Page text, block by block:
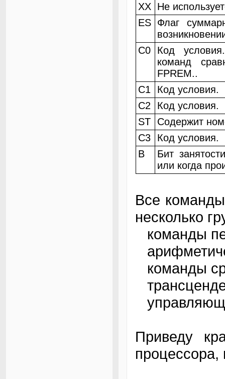
XX Не
ES Флаг
C0
Код
команд
FPREM..
C1
Код условия.
C2
Код условия.
ST
Содержит
C3
Код условия.
B
Бит
или когда
Все
несколько
команды
команды
Приведу
процессора,